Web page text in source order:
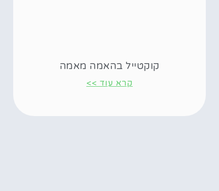
קוקטייל בהאמה מאמה
קרא עוד >>